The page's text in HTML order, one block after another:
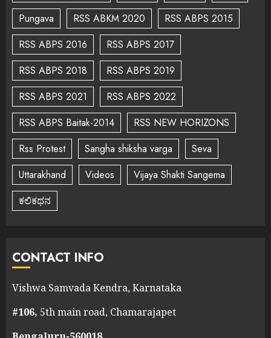
Pungava
RSS ABKM 2020
RSS ABPS 2015
RSS ABPS 2016
RSS ABPS 2017
RSS ABPS 2018
RSS ABPS 2019
RSS ABPS 2021
RSS ABPS 2022
RSS ABPS Baitak-2014
RSS NEW HORIZONS
Rss Protest
Sangha shiksha varga
Seva
Uttarakhand
Videos
Vijaya Shakti Sangema
ಕಲಿಕಥನ
CONTACT INFO
Vishwa Samvada Kendra, Karnataka
#106, 5th main road, Chamarajapet